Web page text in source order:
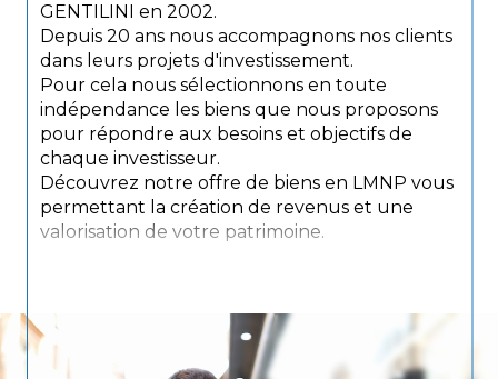
GENTILINI en 2002.
Depuis 20 ans nous accompagnons nos clients
dans leurs projets d'investissement.
Pour cela nous sélectionnons en toute
indépendance les biens que nous proposons
pour répondre aux besoins et objectifs de
chaque investisseur.
Découvrez notre offre de biens en LMNP vous
permettant la création de revenus et une
valorisation de votre patrimoine.